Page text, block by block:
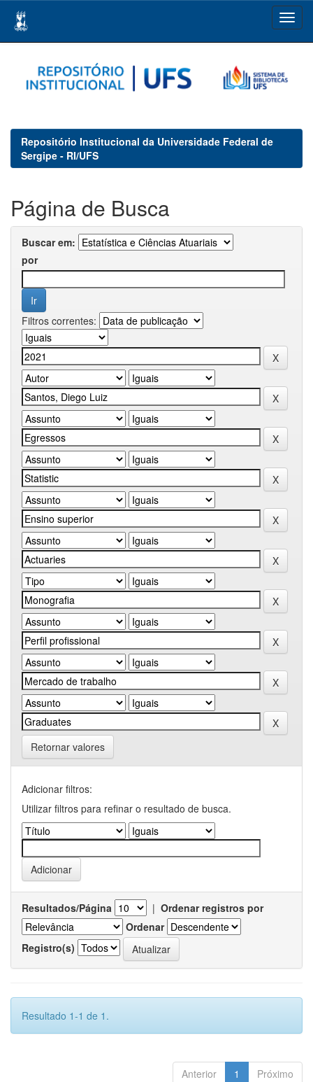
navigation
Repositório Institucional da Universidade Federal de
Sergipe - RI/UFS
Página de Busca
Buscar em:
por
Filtros correntes:
Retornar valores
Adicionar filtros:
Utilizar filtros para refinar o resultado de busca.
Resultados/Página | Ordenar registros por
Ordenar
Registro(s)
Resultado 1-1 de 1.
Anterior 1 Próximo